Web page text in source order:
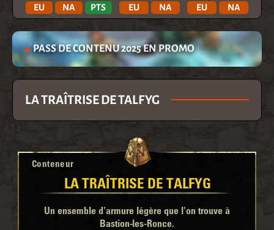
EU
NA PTS
EU
NA
EU
NA
PASS DE CONTENU 2025 EN PROMO
LA TRAÎTRISE DE TALFYG
Conteneur
LA TRAÎTRISE DE TALFYG
Un ensemble d'armure légère que l'on trouve à
Bastion-les-Ronce.